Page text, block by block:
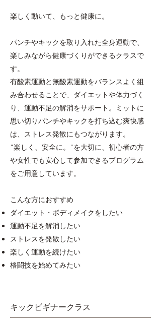
楽しく動いて、もっと健康に。​
パンチやキックを取り入れた全身運動で、
楽しみながら健康づくりができるクラスで
す。
有酸素運動と無酸素運動をバランスよく組
み合わせることで、ダイエットや体力づく
り、運動不足の解消をサポート。ミットに
思い切りパンチやキックを打ち込む爽快感
は、ストレス発散にもつながります。
"楽しく、安全に。"を大切に、初心者の方
や女性でも安心して参加できるプログラム
をご用意しています。
こんな方におすすめ
ダイエット・ボディメイクをしたい
運動不足を解消したい
ストレスを発散したい
楽しく運動を続けたい
格闘技を始めてみたい
キックビギナークラス​